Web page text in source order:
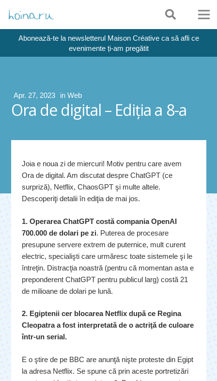
Abonează-te la newsletterul Maison Créative ca să afli ce
evenimente ți-am pregătit
Apr. 27, 2023 in Web
Ora de digital – Ediția a 8-a
Joia e noua zi de miercuri! Motiv pentru care avem
Ora de digital. Am discutat despre ChatGPT (ce
surpriză), Netflix, ChaosGPT şi multe altele.
Descoperiţi detalii în ediţia de mai jos.
1. Operarea ChatGPT costă compania OpenAI
700.000 de dolari pe zi. Puterea de procesare
presupune servere extrem de puternice, mult curent
electric, specialişti care urmăresc toate sistemele şi le
întreţin. Distracţia noastră (pentru că momentan asta e
preponderent ChatGPT pentru publicul larg) costă 21
de milioane de dolari pe lună.
2. Egiptenii cer blocarea Netflix după ce Regina
Cleopatra a fost interpretată de o actriţă de culoare
într-un serial.
E o ştire de pe BBC are anunţă nişte proteste din Egipt
la adresa Netflix. Se spune că prin aceste portretizări